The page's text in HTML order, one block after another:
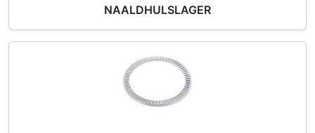
NAALDHULSLAGER